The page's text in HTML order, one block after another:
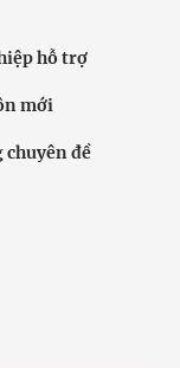
hỗ trợ
mới
chuyên đề